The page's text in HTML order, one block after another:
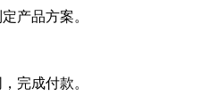
产品方案。
完成付款。